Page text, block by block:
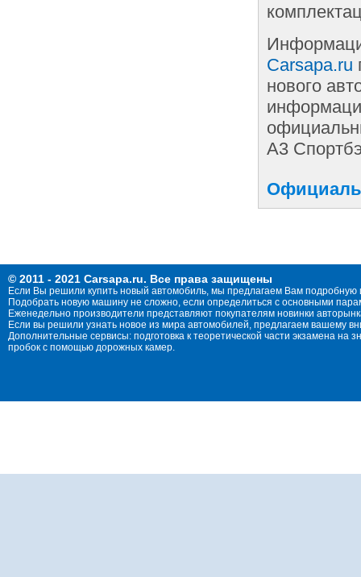
Carsapa.ru
нового
А3
© 2011 - 2021 Carsapa.ru. Все права защищены
Если Вы решили купить новый автомобиль, мы предлагаем Вам
Подобрать новую машину не сложно, если определиться с основными
Еженедельно производители представляют покупателям новинки
Если вы решили узнать новое из мира автомобилей, предлагаем вашему
Дополнительные сервисы: подготовка к теоретической части экзамена
пробок с помощью дорожных камер.